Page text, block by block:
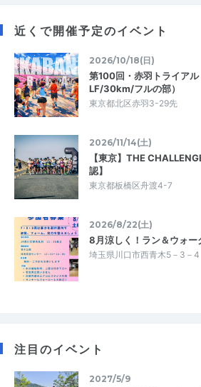
近くで開催予定のイベント
2026/10/18(日)
第100回・赤羽トライア
LF/30km/フルの部）
東京都北区赤羽3-29先
2026/11/14(土)
【東京】THE
認】
東京都板橋区舟渡4-7
2026/8/22(土)
8月涼しく！ラン＆ウォー
埼玉県川口市西青木5－3－4
注目のイベント
2027/5/9